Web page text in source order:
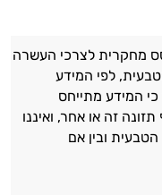
מחקרית לצרכי העשרה
לפי המידע
כי המידע מתייחס
זה או אחר, ואיננו
ובין אם